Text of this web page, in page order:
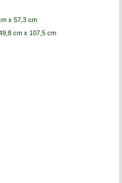
x 57,3 cm
cm x 107,5 cm